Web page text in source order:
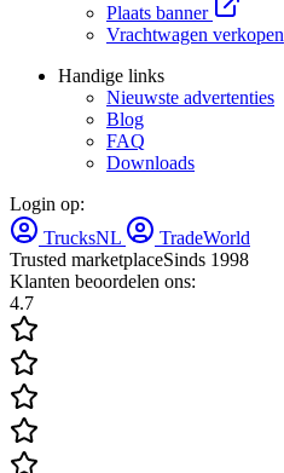
Plaats banner
Vrachtwagen verkopen
Handige links
Nieuwste advertenties
Blog
FAQ
Downloads
Login op:
TrucksNL
TradeWorld
Trusted marketplaceSinds 1998
Klanten beoordelen ons:
4.7